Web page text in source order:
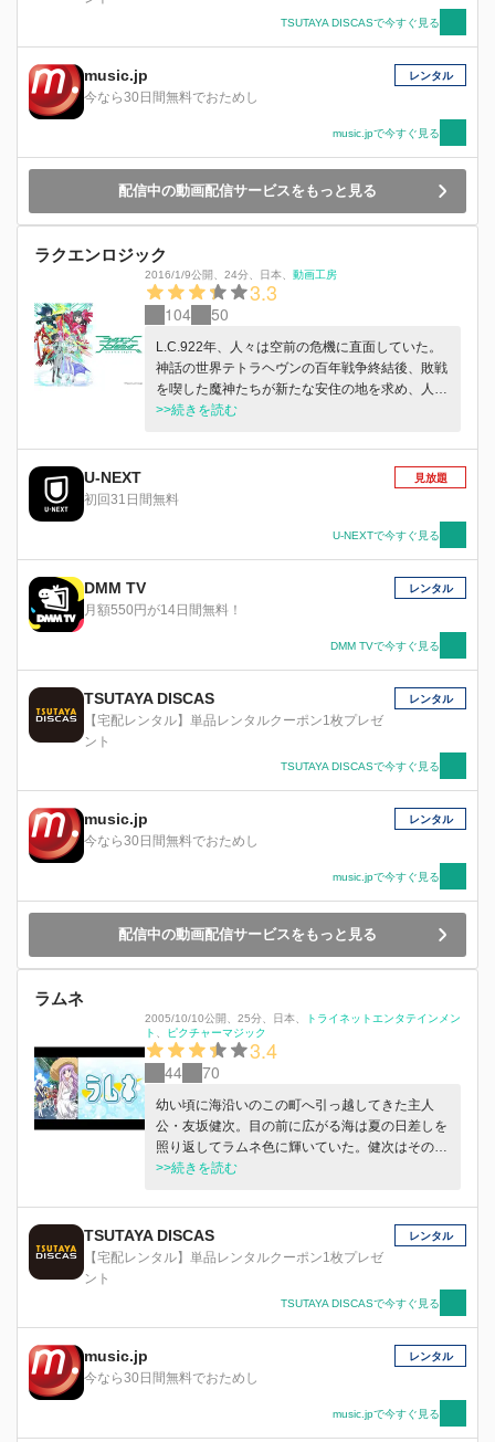
TSUTAYA DISCASで今すぐ見る
music.jp
今なら30日間無料でおためし
レンタル
music.jpで今すぐ見る
配信中の動画配信サービスをもっと見る
ラクエンロジック
2016/1/9公開 24分 日本 動画工房
3.3
104 50
L.C.922年、人々は空前の危機に直面していた。
神話の世界テトラヘヴンの百年戦争終結後、敗戦
を喫した魔神たちが新たな安住の地を求め、人間
界セプトピアへと襲来。異世界の使者（フォーリ
ALCA（アルカ）所属の若きロジカリストたち
は、望むと望まざるとにかかわらず政府によって
街と人々を守る使命を強制され、特殊能力によっ
に身を投じていく。ある『ロジック』が欠落しな
がらも家族と幸せな生活を送っていた民間人・剣
（つるぎ）美親（よしちか）はある日、魔神に襲
われた人々を懸命に避難させる中で、美しき女神
アテナと出会う。彼女が手にしていたのは、美親
が失くしたはずの『ロジック』だった。そして美
親はアテナと共に思いがけない運命へと導かれて
>>続きを読む
U-NEXT
初回31日間無料
見放題
U-NEXTで今すぐ見る
DMM TV
月額550円が14日間無料！
レンタル
DMM TVで今すぐ見る
TSUTAYA DISCAS
【宅配レンタル】単品レンタルクーポン1枚プレゼ
ント
レンタル
TSUTAYA DISCASで今すぐ見る
music.jp
今なら30日間無料でおためし
レンタル
music.jpで今すぐ見る
配信中の動画配信サービスをもっと見る
ラムネ
2005/10/10公開 25分 日本
トライネットエンタテインメン
ト
ピクチャーマジック
3.4
44 70
幼い頃に海沿いのこの町へ引っ越してきた主人
公・友坂健次。目の前に広がる海は夏の日差しを
照り返してラムネ色に輝いていた。健次はその海
で一人の少女と出会う。少女の名前は近衛七海、
を挟んで、１、２メートルの距離、二人の部屋は
手を伸ばせば届くほど近かった。季節は巡り、時
間は流れ、二人の思い出はその年月と共に積み重
関係……二人にはそれがとても尊いものだった。
日差しが強くなり、蝉の鳴き声が聞こえ、空は青
>>続きを読む
TSUTAYA DISCAS
【宅配レンタル】単品レンタルクーポン1枚プレゼ
ント
レンタル
TSUTAYA DISCASで今すぐ見る
music.jp
今なら30日間無料でおためし
レンタル
music.jpで今すぐ見る